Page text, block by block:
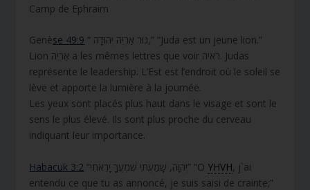
Camp de Ephraim
Genèse 49:9
“ גּוּר אַרְיֵה יְהוּדָה,” “Juda est un jeune lion.”
Lion אַרְיֵה a les mêmes lettres que voir ראיה. Judas
représente le leadership. L’Est est l’endroit où le soleil se
lève et apporte la lumière à la journée.
Les yeux sont placés plus haut dans le visage et sont le
sens le plus élevé. Ils sont plus proche du cerveau
indiquant leur importance.
Habacuk 3:2 “יְהוָה, שָׁמַעְתִּי שִׁמְעֲךָ יָרֵאתִי” “O YHVH, j`ai
entendu ce que tu as annoncé, je suis saisi de crainte;”